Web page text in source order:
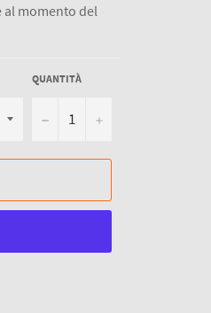
al momento del
QUANTITÀ
− +